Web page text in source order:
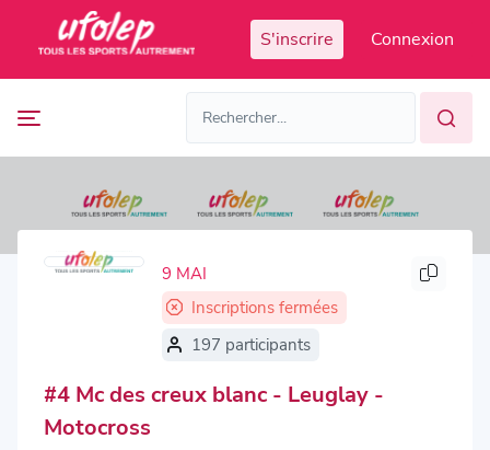
S'inscrire Connexion
manifestations
organisateur
9 MAI
Inscriptions fermées
197 participants
#4 Mc des creux blanc - Leuglay -
Motocross
Panneau de gestion des cookies